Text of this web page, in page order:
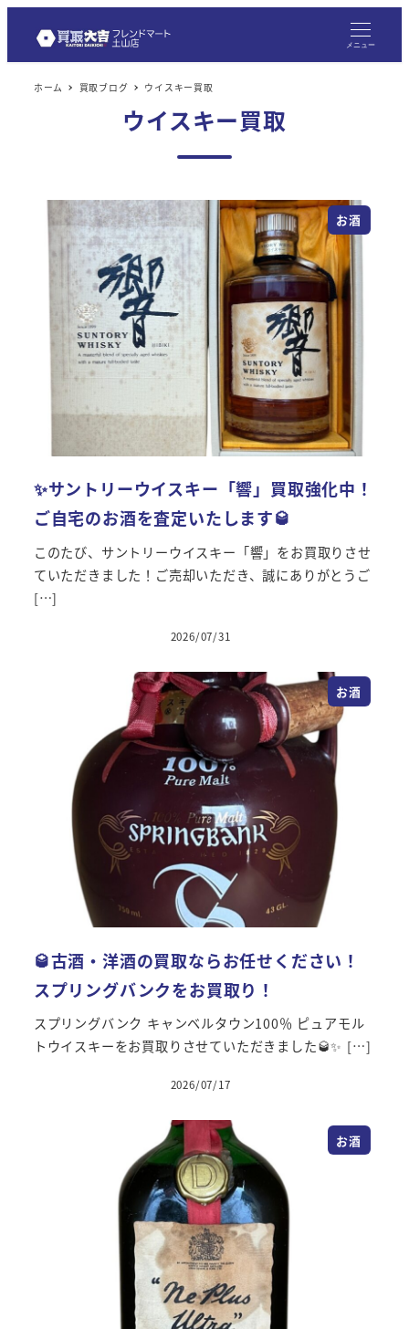
メニュー
ホーム 買取ブログ ウイスキー買取
ウイスキー買取
お酒
✨サントリーウイスキー「響」買取強化中！
ご自宅のお酒を査定いたします🥃
このたび、サントリーウイスキー「響」をお買取りさせ
ていただきました！ご売却いただき、誠にありがとうご
[…]
投稿日
2026/07/31
お酒
🥃古酒・洋酒の買取ならお任せください！
スプリングバンクをお買取り！
スプリングバンク キャンベルタウン100％ ピュアモル
トウイスキーをお買取りさせていただきました🥃✨ […]
投稿日
2026/07/17
お酒